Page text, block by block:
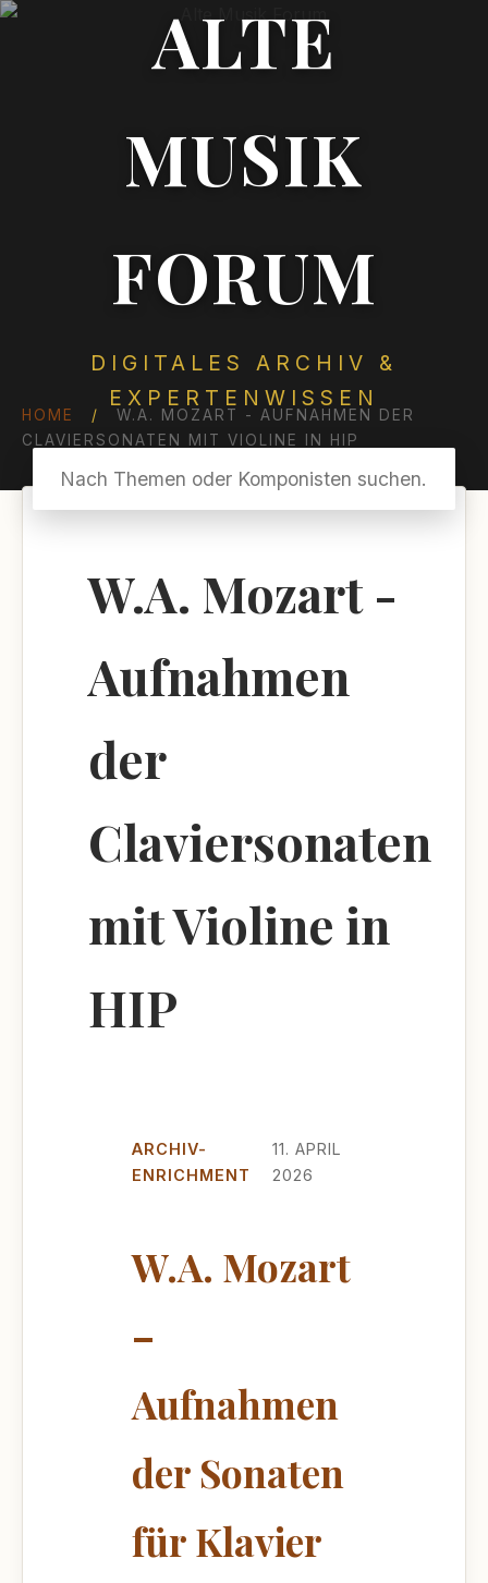
ALTE
MUSIK
FORUM
DIGITALES ARCHIV &
EXPERTENWISSEN
HOME /
W.A. MOZART - AUFNAHMEN DER
CLAVIERSONATEN MIT VIOLINE IN HIP
W.A. Mozart -
Aufnahmen
der
Claviersonaten
mit Violine in
HIP
ARCHIV-
ENRICHMENT
11. APRIL
2026
W.A. Mozart
–
Aufnahmen
der Sonaten
für Klavier